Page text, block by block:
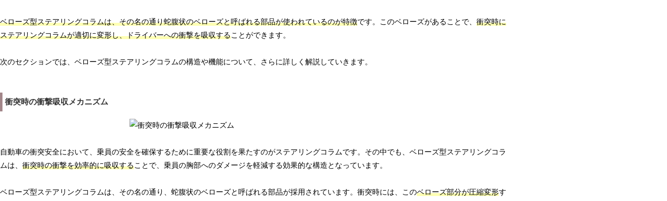
ベローズ型ステアリングコラムは、その名の通り蛇腹状のベローズと呼ばれる部品が使われているのが特徴です。このベローズがあることで、 衝突時に
ステアリングコラムが適切に変形し、ドライバーへの衝撃を吸収することができます。
次のセクションでは、ベローズ型ステアリングコラムの構造や機能について、さらに詳しく解説していきます。
衝突時の衝撃吸収メカニズム
自動車の衝突安全において、乗員の安全を確保するために重要な役割を果たすのがステアリングコラムです。その中でも、ベローズ型ステアリングコラ
ムは、 衝突時の衝撃を効率的に吸収することで、乗員の胸部へのダメージを軽減する効果的な構造となっています。
ベローズ型ステアリングコラムは、その名の通り、蛇腹状のベローズと呼ばれる部品が採用されています。衝突時には、このベローズ部分が圧縮変形す